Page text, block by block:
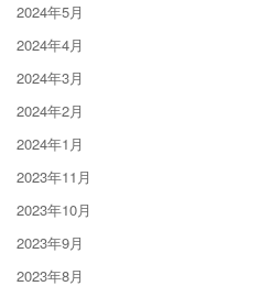
2024年5月
2024年4月
2024年3月
2024年2月
2024年1月
2023年11月
2023年10月
2023年9月
2023年8月